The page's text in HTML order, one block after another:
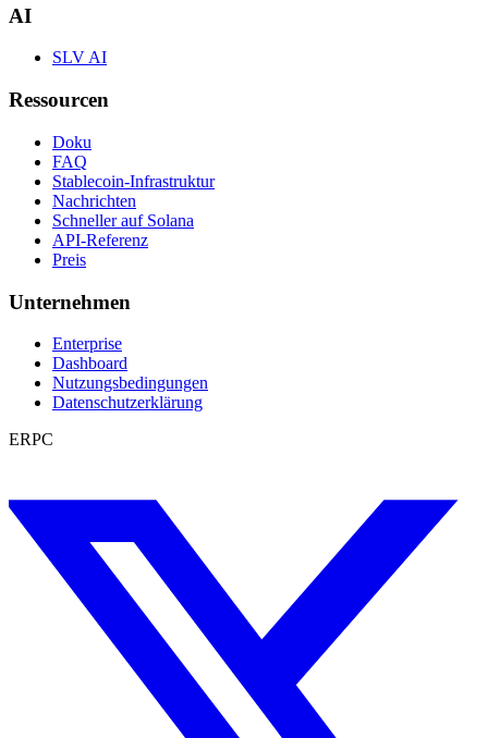
AI
SLV AI
Ressourcen
Doku
FAQ
Stablecoin-Infrastruktur
Nachrichten
Schneller auf Solana
API-Referenz
Preis
Unternehmen
Enterprise
Dashboard
Nutzungsbedingungen
Datenschutzerklärung
ERPC